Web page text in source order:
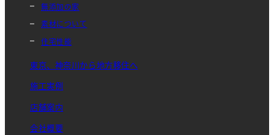
無添加の家
素材について
住宅性能
東京、神奈川から地方移住へ
施工実例
店舗案内
会社概要